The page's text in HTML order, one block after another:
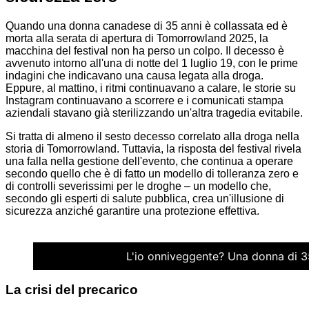
Quando una donna canadese di 35 anni è collassata ed è
morta alla serata di apertura di Tomorrowland 2025, la
macchina del festival non ha perso un colpo. Il decesso è
avvenuto intorno all'una di notte del 1 luglio 19, con le prime
indagini che indicavano una causa legata alla droga.
Eppure, al mattino, i ritmi continuavano a calare, le storie su
Instagram continuavano a scorrere e i comunicati stampa
aziendali stavano già sterilizzando un'altra tragedia evitabile.
Si tratta di almeno il sesto decesso correlato alla droga nella
storia di Tomorrowland. Tuttavia, la risposta del festival rivela
una falla nella gestione dell'evento, che continua a operare
secondo quello che è di fatto un modello di tolleranza zero e
di controlli severissimi per le droghe – un modello che,
secondo gli esperti di salute pubblica, crea un'illusione di
sicurezza anziché garantire una protezione effettiva.
L'io onniveggente? Una donna di
La crisi del precarico